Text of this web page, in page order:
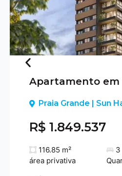
Previous
Apartamento em
Praia Grande | Sun
R$ 1.849.537
116.85 m²
área privativa
3